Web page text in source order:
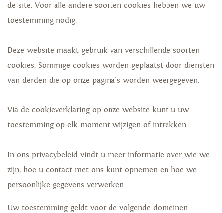
de site. Voor alle andere soorten cookies hebben we uw
toestemming nodig.
Deze website maakt gebruik van verschillende soorten
cookies. Sommige cookies worden geplaatst door diensten
van derden die op onze pagina's worden weergegeven.
Via de cookieverklaring op onze website kunt u uw
toestemming op elk moment wijzigen of intrekken.
In ons privacybeleid vindt u meer informatie over wie we
zijn, hoe u contact met ons kunt opnemen en hoe we
persoonlijke gegevens verwerken.
Uw toestemming geldt voor de volgende domeinen: